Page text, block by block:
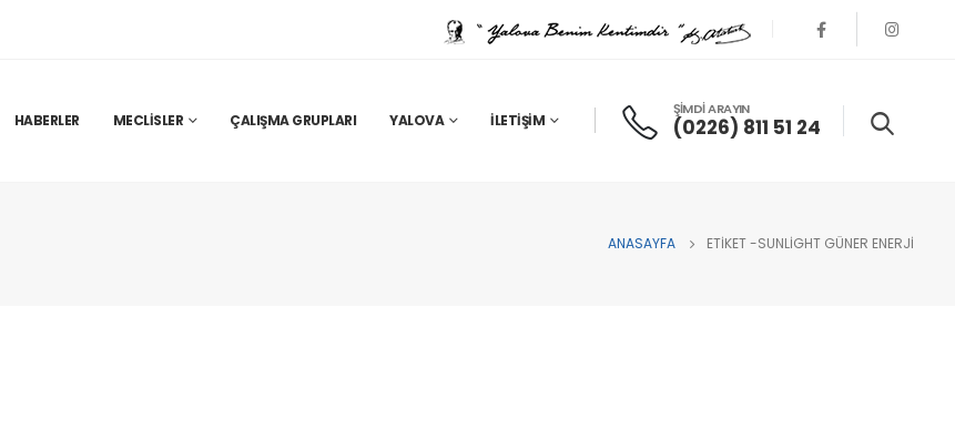
HABERLER MECLISLER ÇALIŞMA GRUPLARI YALOVA İLETIŞIM
ŞİMDİ ARAYIN
(0226) 811 51 24
ANASAYFA ETIKET -SUNLİGHT GÜNER ENERJİ